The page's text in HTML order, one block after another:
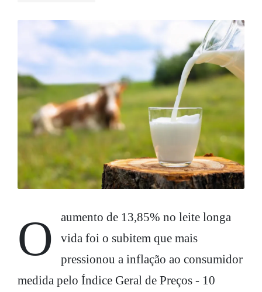
O aumento de 13,85% no leite longa
vida foi o subitem que mais
pressionou a inflação ao consumidor
medida pelo Índice Geral de Preços - 10